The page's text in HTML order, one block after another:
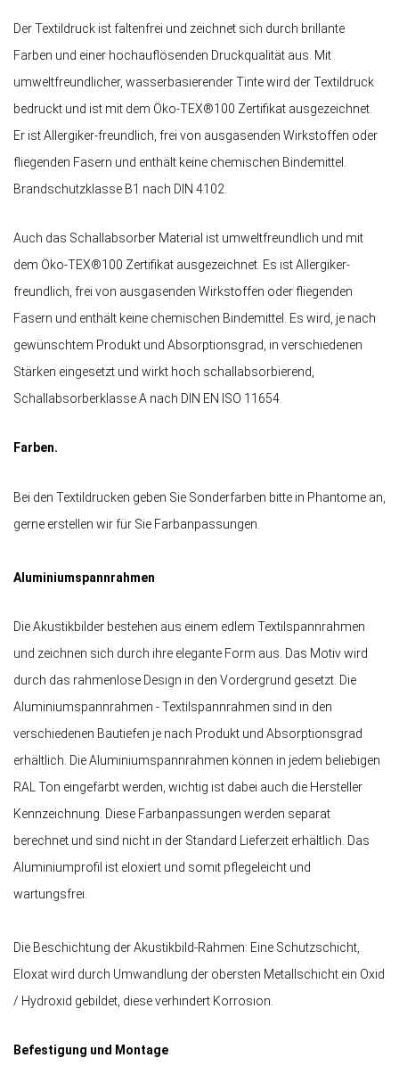
Der Textildruck ist faltenfrei und zeichnet sich durch brillante
Farben und einer hochauflösenden Druckqualität aus. Mit
umweltfreundlicher, wasserbasierender Tinte wird der Textildruck
bedruckt und ist mit dem Öko-TEX®100 Zertifikat ausgezeichnet.
Er ist Allergiker-freundlich, frei von ausgasenden Wirkstoffen oder
fliegenden Fasern und enthält keine chemischen Bindemittel.
Brandschutzklasse B1 nach DIN 4102.
Auch das Schallabsorber Material ist umweltfreundlich und mit
dem Öko-TEX®100 Zertifikat ausgezeichnet. Es ist Allergiker-
freundlich, frei von ausgasenden Wirkstoffen oder fliegenden
Fasern und enthält keine chemischen Bindemittel. Es wird, je nach
gewünschtem Produkt und Absorptionsgrad, in verschiedenen
Stärken eingesetzt und wirkt hoch schallabsorbierend,
Schallabsorberklasse A nach DIN EN ISO 11654.
Farben.
Bei den Textildrucken geben Sie Sonderfarben bitte in Phantome an,
gerne erstellen wir für Sie Farbanpassungen.
Aluminiumspannrahmen
Die Akustikbilder bestehen aus einem edlem Textilspannrahmen
und zeichnen sich durch ihre elegante Form aus. Das Motiv wird
durch das rahmenlose Design in den Vordergrund gesetzt. Die
Aluminiumspannrahmen - Textilspannrahmen sind in den
verschiedenen Bautiefen je nach Produkt und Absorptionsgrad
erhältlich. Die Aluminiumspannrahmen können in jedem beliebigen
RAL Ton eingefärbt werden, wichtig ist dabei auch die Hersteller
Kennzeichnung. Diese Farbanpassungen werden separat
berechnet und sind nicht in der Standard Lieferzeit erhältlich. Das
Aluminiumprofil ist eloxiert und somit pflegeleicht und
wartungsfrei.
Die Beschichtung der Akustikbild-Rahmen: Eine Schutzschicht,
Eloxat wird durch Umwandlung der obersten Metallschicht ein Oxid
/ Hydroxid gebildet, diese verhindert Korrosion.
Befestigung und Montage